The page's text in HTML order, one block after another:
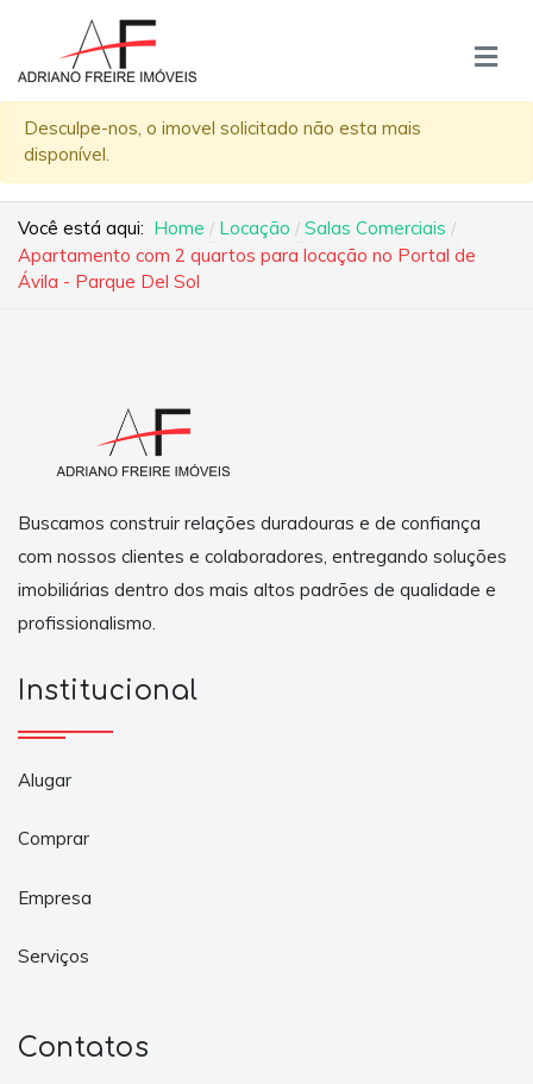
Desculpe-nos, o imovel solicitado não esta mais
disponível.
Você está aqui: Home Locação
Salas Comerciais
Apartamento com 2 quartos para locação no Portal de
Ávila - Parque Del Sol
Buscamos construir relações duradouras e de confiança
com nossos clientes e colaboradores, entregando soluções
imobiliárias dentro dos mais altos padrões de qualidade e
profissionalismo.
Institucional
Alugar
Comprar
Empresa
Serviços
Contatos